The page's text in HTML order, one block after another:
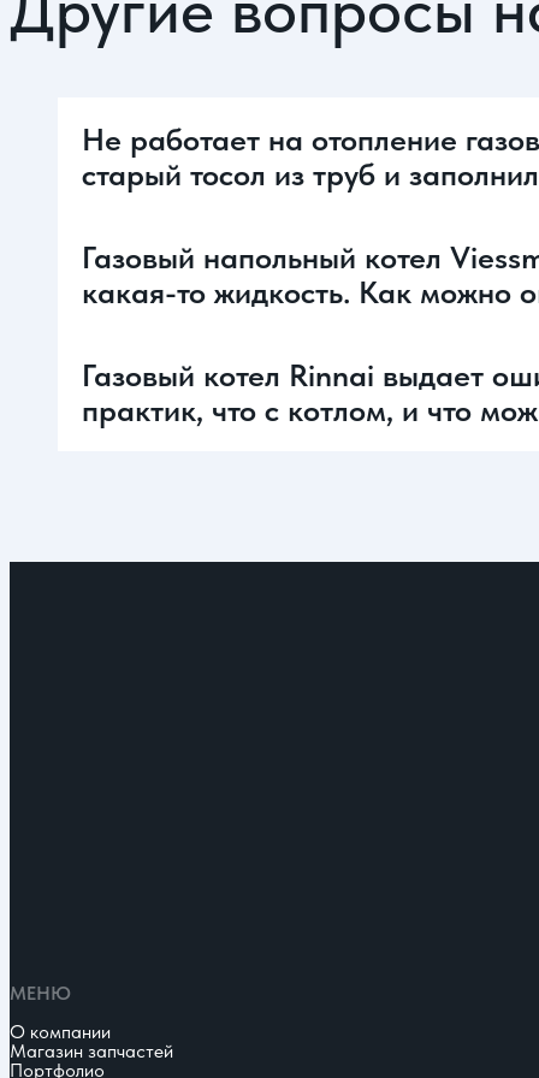
Не работает на отопление
старый тосол из труб и
Газовый напольный котел
какая-то жидкость. Как можно
Газовый котел Rinnai выдает
практик, что с котлом, и что
МЕНЮ
О компании
Магазин запчастей
Портфолио